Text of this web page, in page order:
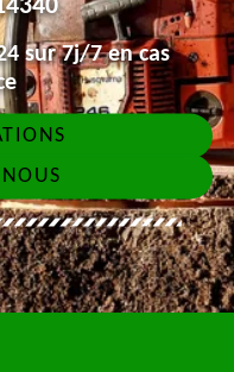
sur 7j/7 en cas